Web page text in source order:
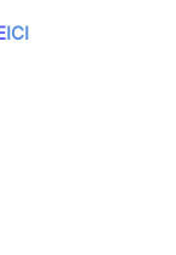
ICI